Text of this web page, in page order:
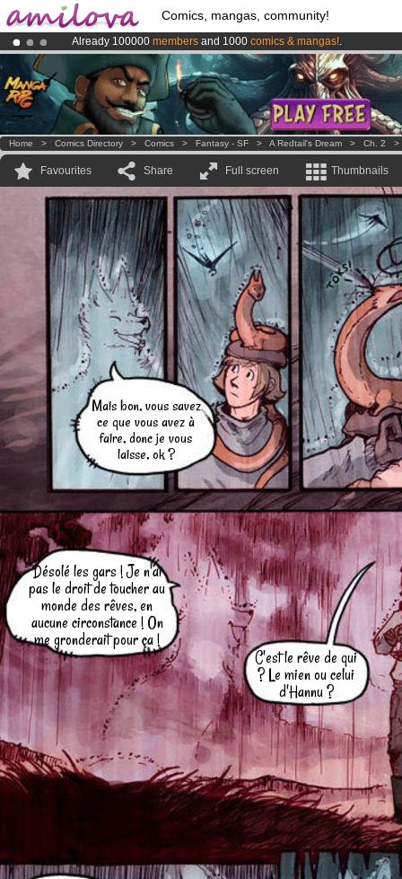
Comics, mangas, community!
Already 100000 members and 1000 comics & mangas!.
Premium membership from3.95 eurosper month !Get membership
AmilovaKickstarter is now LIVE!.
Home > Comics Directory > Comics > Fantasy - SF > A Redtail's Dream > Ch. 2
Favourites Share Full screen Thumbnails
Mais bon, vous savez
ce que vous avez à
faire, donc je vous
laisse, ok ?
Désolé les gars ! Je n'ai
pas le droit de toucher au
monde des rêves, en
aucune circonstance ! On
me gronderait pour ça !
C'est le rêve de qui
? Le mien ou celui
d'Hannu ?